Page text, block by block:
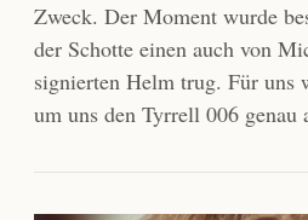
Zweck. Der Moment wurde
der Schotte einen auch von
signierten Helm trug. Für uns
um uns den Tyrrell 006 genau